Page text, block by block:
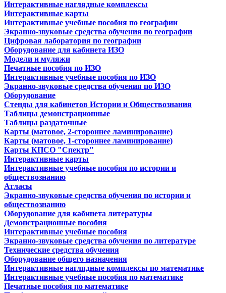
Интерактивные наглядные комплексы
Интерактивные карты
Интерактивные учебные пособия по географии
Экранно-звуковые средства обучения по географии
Цифровая лаборатория по географии
Оборудование для кабинета ИЗО
Модели и муляжи
Печатные пособия по ИЗО
Интерактивные учебные пособия по ИЗО
Экранно-звуковые средства обучения по ИЗО
Оборудование
Стенды для кабинетов Истории и Обществознания
Таблицы демонстрационные
Таблицы раздаточные
Карты (матовое, 2-стороннее ламинирование)
Карты (матовое, 1-стороннее ламинирование)
Карты КПСО "Спектр"
Интерактивные карты
Интерактивные учебные пособия по истории и
обществознанию
Атласы
Экранно-звуковые средства обучения по истории и
обществознанию
Оборудование для кабинета литературы
Демонстрационные пособия
Интерактивные учебные пособия
Экранно-звуковые средства обучения по литературе
Технические средства обучения
Оборудование общего назначения
Интерактивные наглядные комплексы по математике
Интерактивные учебные пособия по математике
Печатные пособия по математике